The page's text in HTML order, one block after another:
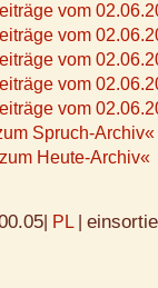
vom
vom
vom
vom
vom
Spruch-Archiv«
Heute-Archiv«
PL